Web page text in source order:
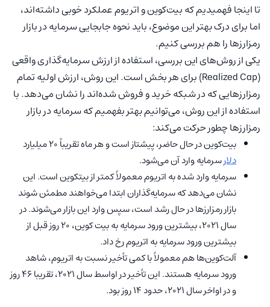
تا اینجا فهمیدیم که بیت‌کوین و اتریوم عملکرد خوبی داشته‌اند،
اما برای درک بهتر این موضوع، باید نحوه جابجایی سرمایه در بازار
رمزارزها را هم بررسی کنیم.
یکی از روش‌های این بررسی، استفاده از ارزش سرمایه‌گذاری واقعی
(Realized Cap) برای هر بخش است. این روش، ارزش اولیه تمام
رمزارزهایی که در شبکه خرید و فروش شده‌اند را نشان می‌دهد. با
استفاده از این روش، می‌توانیم بهتر بفهمیم که سرمایه در بازار
رمزارزها چطور حرکت می‌کند:
بیت‌کوین در حال حاضر، پیشتاز است و هر ماه تقریباً ۲۰ میلیارد
دلارسرمایه وارد آن می‌شود.
سرمایه وارد شده به اتریوم معمولاً کمتر از بیتکوین است. این
نشان می‌دهد که سرمایه‌گذاران ابتدا می‌خواهند مطمئن شوند
بازار رمزارزها در حال رشد است، سپس وارد این بازار می‌شوند. در
سال ۲۰۲۱، بیشترین ورود سرمایه به بیت کوین، ۲۰ روز قبل از
بیشترین ورود سرمایه به اتریوم رخ داد.
آلت‌کوین‌ها هم معمولاً با کمی تأخیر نسبت به اتریوم، شاهد
ورود سرمایه هستند. این تأخیر در اواسط سال ۲۰۲۱، تقریبا ۴۶ روز
و در اواخر سال ۲۰۲۱، حدود ۱۴ روز بود.